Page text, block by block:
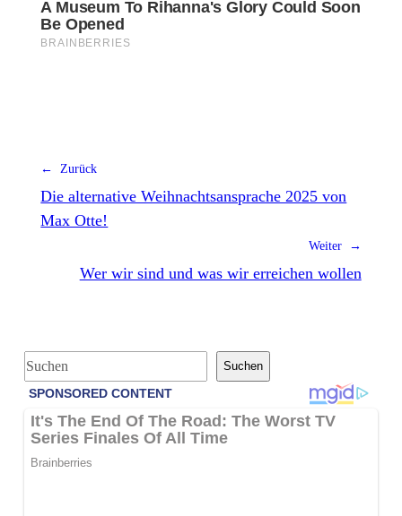
← Zurück
Die alternative Weihnachtsansprache 2025 von
Max Otte!
Weiter →
Wer wir sind und was wir erreichen wollen
S
u
Suchen